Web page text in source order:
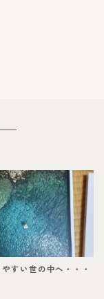
すい世の中へ・・・